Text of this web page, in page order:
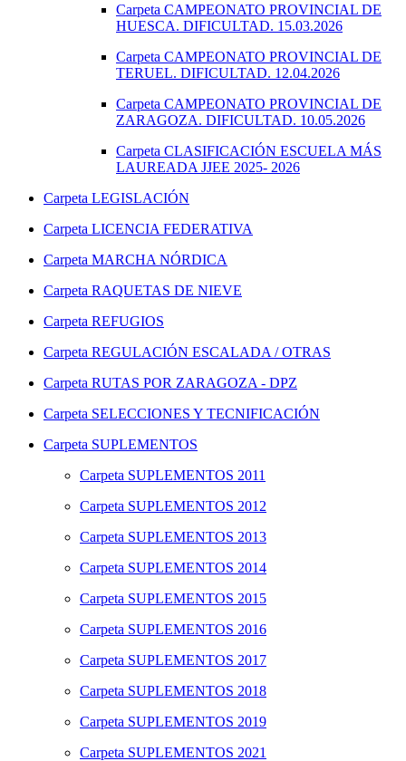
Carpeta CAMPEONATO PROVINCIAL DE
HUESCA. DIFICULTAD. 15.03.2026
Carpeta CAMPEONATO PROVINCIAL DE
TERUEL. DIFICULTAD. 12.04.2026
Carpeta CAMPEONATO PROVINCIAL DE
ZARAGOZA. DIFICULTAD. 10.05.2026
Carpeta CLASIFICACIÓN ESCUELA MÁS
LAUREADA JJEE 2025- 2026
Carpeta LEGISLACIÓN
Carpeta LICENCIA FEDERATIVA
Carpeta MARCHA NÓRDICA
Carpeta RAQUETAS DE NIEVE
Carpeta REFUGIOS
Carpeta REGULACIÓN ESCALADA / OTRAS
Carpeta RUTAS POR ZARAGOZA - DPZ
Carpeta SELECCIONES Y TECNIFICACIÓN
Carpeta SUPLEMENTOS
Carpeta SUPLEMENTOS 2011
Carpeta SUPLEMENTOS 2012
Carpeta SUPLEMENTOS 2013
Carpeta SUPLEMENTOS 2014
Carpeta SUPLEMENTOS 2015
Carpeta SUPLEMENTOS 2016
Carpeta SUPLEMENTOS 2017
Carpeta SUPLEMENTOS 2018
Carpeta SUPLEMENTOS 2019
Carpeta SUPLEMENTOS 2021